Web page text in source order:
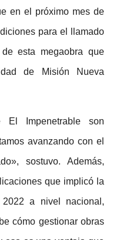
en el próximo mes de
para el llamado
esta megaobra que
de Misión Nueva
El Impenetrable son
avanzando con el
sostuvo. Además,
que implicó la
a nivel nacional,
cómo gestionar obras